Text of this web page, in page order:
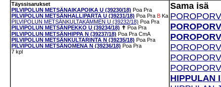
Täyssisarukset
PILVIPOLUN METSÄNAIKAPOIKA U (39230/18) Poa Pra
PILVIPOLUN METSÄNHALLIPARTA U (39231/18) Poa Pra B Ka
PILVIPOLUN METSÄNKULTAKÄMMEN U (39232/18) Poa Pra
PILVIPOLUN METSÄNPEKKO U (39234/18) ✝ Poa Pra
PILVIPOLUN METSÄNHIPPA N (39237/18) Poa Pra CmA
PILVIPOLUN METSÄNKULTARINTA N (39235/18) Poa Pra
PILVIPOLUN METSÄNOMENA N (39236/18) Poa Pra
7 kpl
Sama isä
HIPPULAN